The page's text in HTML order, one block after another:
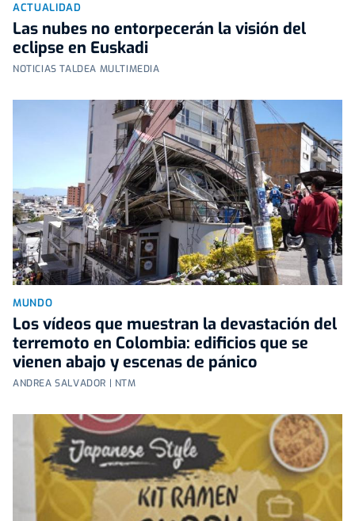
ACTUALIDAD
Las nubes no entorpecerán la visión del
eclipse en Euskadi
NOTICIAS TALDEA MULTIMEDIA
MUNDO
Los vídeos que muestran la devastación del
terremoto en Colombia: edificios que se
vienen abajo y escenas de pánico
ANDREA SALVADOR | NTM